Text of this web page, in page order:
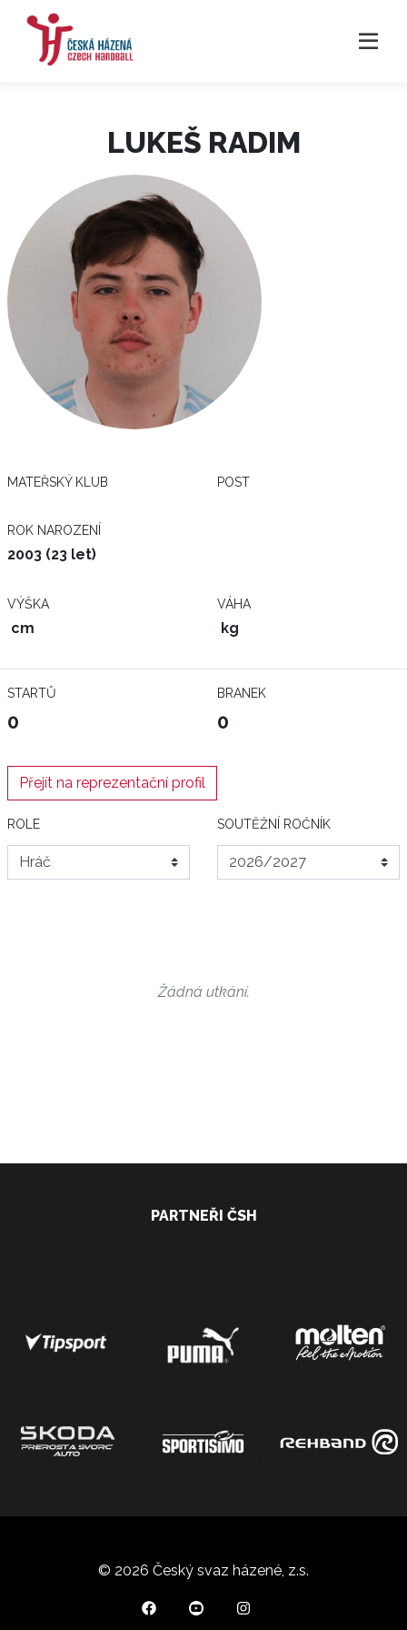
LUKEŠ RADIM
MATEŘSKÝ KLUB POST
ROK NAROZENÍ
2003 (23 let)
VÝŠKA
cm
VÁHA
kg
STARTŮ
0
BRANEK
0
Přejít na reprezentační profil
ROLE SOUTĚŽNÍ ROČNÍK
Žádná utkání.
PARTNEŘI ČSH
© 2026 Český svaz házené, z.s.